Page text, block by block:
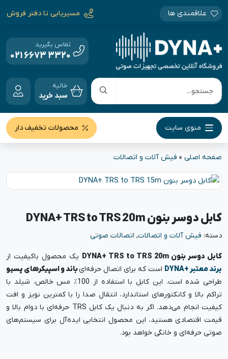
علاقمندی ها مسیریابی تا دفتر فروش
تماس بگیرید
021 6673 3320
خالیه
سبد خرید
منوی سایت محصولات تخفیف دار
صفحه اصلی » فیش آلات و اتصالات
کابل دوسر بنون DYNA+ TRS to TRS 20m
دسته: فیش آلات و اتصالات, اتصالات صوتی
کابل دوسر بنون DYNA+ TRS to TRS 20m
یک محصول باکیفیت از
برند معتبر +DYNA
است که برای اتصال حرفه‌ایباند و اسپیکرهای پسیو
طراحی شده است. این کابل با استفاده از 100٪ مس خالص، شیلد با
تراکم بالا و کانکتورهای استاندارد، انتقال صدا را با کمترین نویز و افت
کیفیت انجام می‌دهد. اگر به دنبال یک کابل TRS حرفه‌ای با دوام بالا و
قیمت اقتصادی هستید، این محصول انتخابی ایده‌آل برای سیستم‌های
صوتی حرفه‌ای و خانگی خواهد بود.